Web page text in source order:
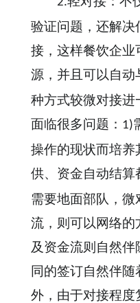
验证问题，还解决
接，这样餐饮企业
源，并且可以自动
种方式较微对接进
面临很多问题： 1)
操作的现状而培养
供、资金自动结算
需要地面部队，
流，则可以网络的
及资金流则自然
同的签订自然伴
外，由于对接程度